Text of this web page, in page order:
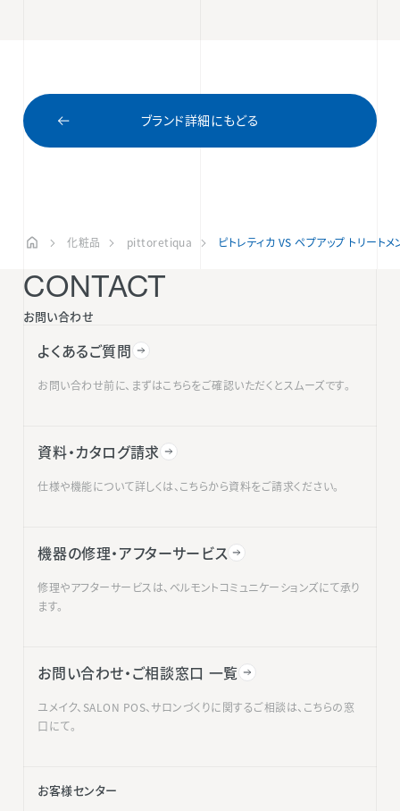
ブランド詳細にもどる
化粧品 pittoretiqua ピトレティカ VS ペプアップ トリートメ
CONTACT
お問い合わせ
よくあるご質問
お問い合わせ前に、まずはこちらをご確認いただくとスムーズです。
資料・カタログ請求
仕様や機能について詳しくは、こちらから資料をご請求ください。
機器の修理・アフターサービス
修理やアフターサービスは、ベルモントコミュニケーションズにて承り
ます。
お問い合わせ・ご相談窓口 一覧
ユメイク、SALON POS、サロンづくりに関するご相談は、こちらの窓
口にて。
お客様センター